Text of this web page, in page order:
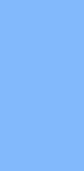
Misa. Là một địa chỉ